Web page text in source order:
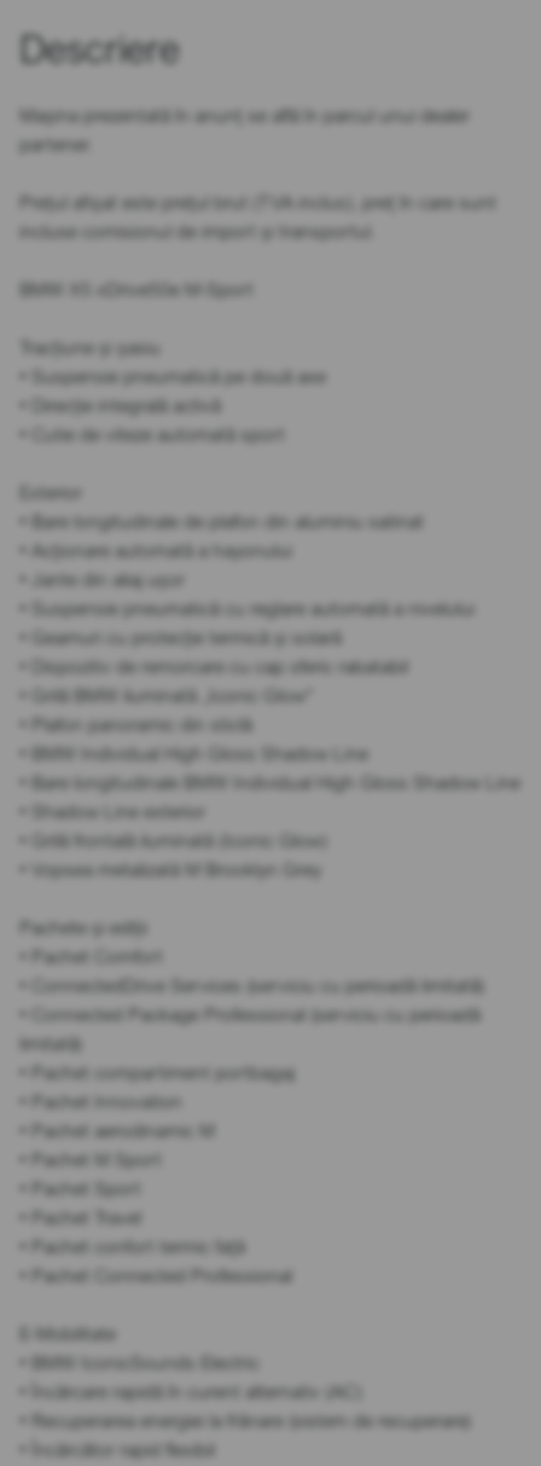
Descriere
Mașina prezentată în anunț se află în parcul unui dealer
partener.
Prețul afișat este prețul brut (TVA inclus), preț în care sunt
incluse comisionul de import și transportul.
BMW X5 xDrive50e M-Sport
Tracțiune și șasiu
• Suspensie pneumatică pe două axe
• Direcție integrală activă
• Cutie de viteze automată sport
Exterior
• Bare longitudinale de plafon din aluminiu satinat
• Acționare automată a hayonului
• Jante din aliaj ușor
• Suspensie pneumatică cu reglare automată a nivelului
• Geamuri cu protecție termică și solară
• Dispozitiv de remorcare cu cap sferic rabatabil
• Grilă BMW iluminată „Iconic Glow”
• Plafon panoramic din sticlă
• BMW Individual High Gloss Shadow Line
• Bare longitudinale BMW Individual High Gloss Shadow Line
• Shadow Line exterior
• Grilă frontală iluminată (Iconic Glow)
• Vopsea metalizată M Brooklyn Grey
Pachete și ediții
• Pachet Comfort
• ConnectedDrive Services (serviciu cu perioadă limitată)
• Connected Package Professional (serviciu cu perioadă
limitată)
• Pachet compartiment portbagaj
• Pachet Innovation
• Pachet aerodinamic M
• Pachet M Sport
• Pachet Sport
• Pachet Travel
• Pachet confort termic față
• Pachet Connected Professional
E-Mobilitate
• BMW IconicSounds Electric
• Încărcare rapidă în curent alternativ (AC)
• Recuperarea energiei la frânare (sistem de recuperare)
• Încărcător rapid flexibil